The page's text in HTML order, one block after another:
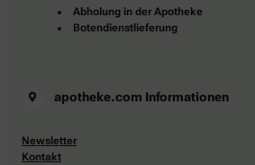
Abholung in der Apotheke
Botendienstlieferung
apotheke.com Informationen
Newsletter
Kontakt